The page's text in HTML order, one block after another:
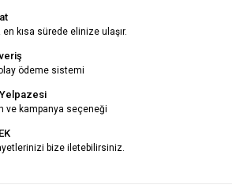
kısa sürede elinize ulaşır.
ödeme sistemi
ve kampanya seçeneği
bize iletebilirsiniz.